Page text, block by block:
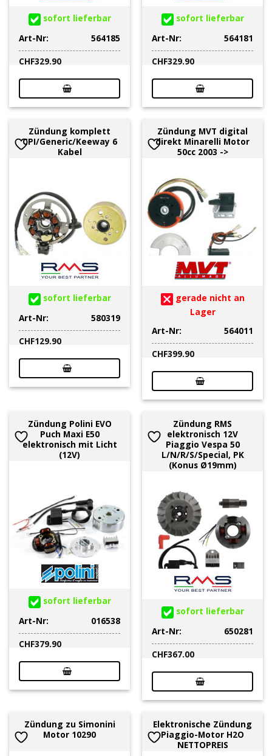
sofort lieferbar
Art-Nr:
564185
CHF329.90
sofort lieferbar
Art-Nr:
564181
CHF329.90
Zündung komplett
CPI/Generic/Keeway 6
Kabel
sofort lieferbar
Art-Nr:
580319
CHF129.90
Zündung MVT digital
direkt Minarelli Motor
50cc 2003 ->
gerade nicht an
Lager
Art-Nr:
564011
CHF399.90
Zündung Polini EVO
Puch Maxi E50
elektronisch mit Licht
(12V)
sofort lieferbar
Art-Nr:
016538
CHF379.90
Zündung RMS
elektronisch 12V
Piaggio Vespa 50
L/N/R/S/Special, PK
(Konus Ø19mm)
sofort lieferbar
Art-Nr:
650281
CHF367.00
Zündung zu Simonini
Motor 10290
Elektronische Zündung
Piaggio-Motor H2O
NETTOPREIS